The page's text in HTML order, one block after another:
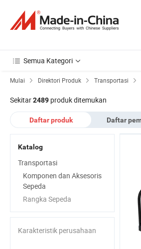
Semua Kategori
Mulai Direktori Produk Transportasi
Sekitar2489 produk ditemukan
Daftar produk Daftar
Katalog
Transportasi
Komponen dan Aksesoris
Sepeda
Rangka Sepeda
Karakteristik perusahaan